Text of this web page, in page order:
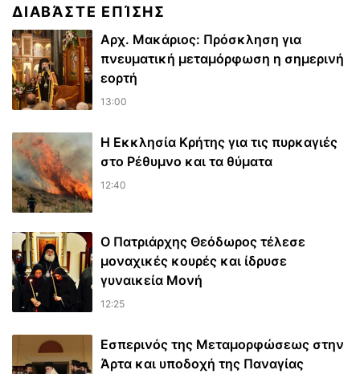
ΔΙΑΒΆΣΤΕ ΕΠΊΣΗΣ
Αρχ. Μακάριος: Πρόσκληση για
πνευματική μεταμόρφωση η σημερινή
εορτή
13:00
Η Εκκλησία Κρήτης για τις πυρκαγιές
στο Ρέθυμνο και τα θύματα
12:40
Ο Πατριάρχης Θεόδωρος τέλεσε
μοναχικές κουρές και ίδρυσε
γυναικεία Μονή
12:25
Εσπερινός της Μεταμορφώσεως στην
Άρτα και υποδοχή της Παναγίας